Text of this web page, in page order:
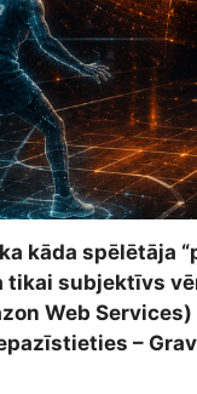
kāda spēlētāja
subjektīvs
Web
–